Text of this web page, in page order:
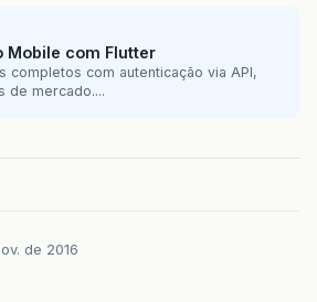
Mobile com Flutter
completos com autenticação via API,
de mercado....
de 2016